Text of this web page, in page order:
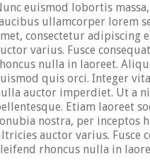
euismod lobortis
ullamcorper lorem
consectetur adipiscing
varius. Fusce
nulla in laoreet.
quis orci. Integer
auctor imperdiet. Ut a
Etiam laoreet
nostra, per inceptos
auctor varius. Fusce
rhoncus nulla in